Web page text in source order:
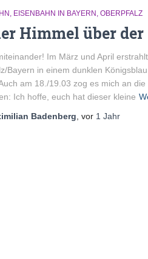
EISENBAHN IN BAYERN OBERPFALZ
Himmel über
Im März und April
Bayern in einem dunklen
am 18./19.03 zog es mich an
Ich hoffe, euch hat dieser kleine
Badenberg , vor 1 Jahr